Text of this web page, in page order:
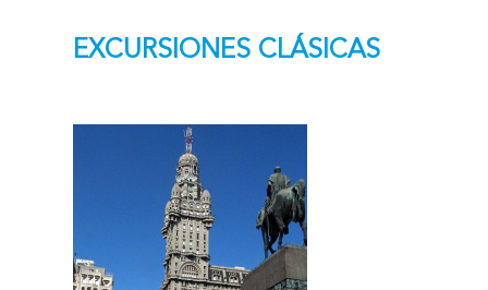
EXCURSIONES CLÁSICAS